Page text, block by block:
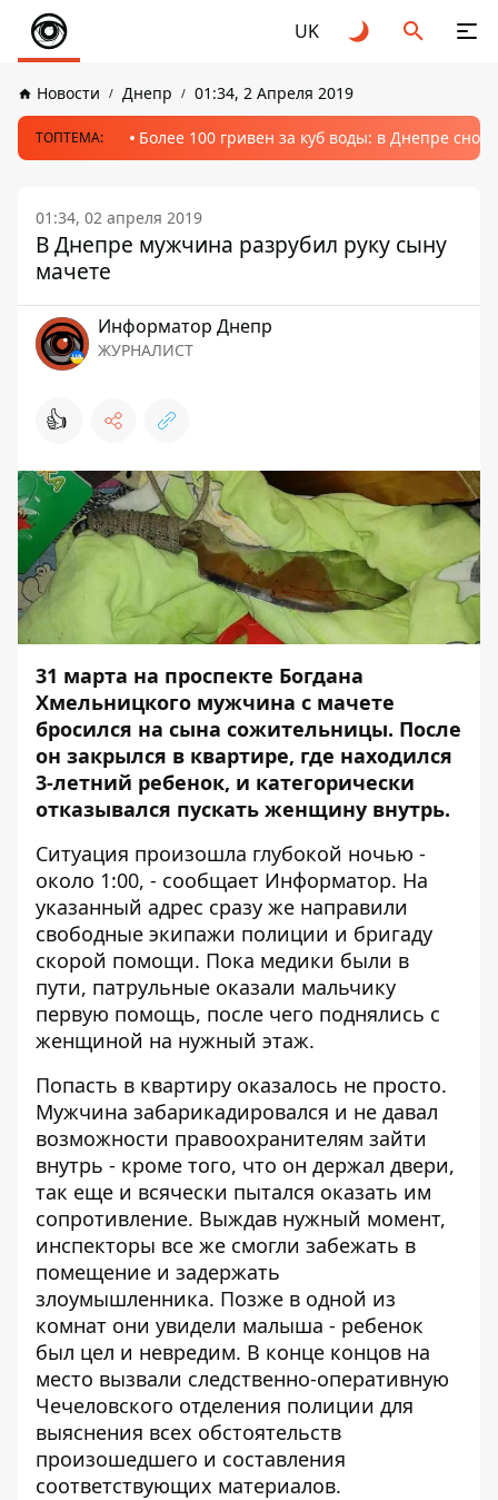
UK
Новости Днепр 01:34, 2 Апреля 2019
ТОПТЕМА: Более 100 гривен за куб воды: в Днепре
01:34, 02 апреля 2019
В Днепре мужчина разрубил руку сыну
мачете
Информатор Днепр
ЖУРНАЛИСТ
👍
31 марта на проспекте Богдана
Хмельницкого мужчина с мачете
бросился на сына сожительницы. После
он закрылся в квартире, где находился
3-летний ребенок, и категорически
отказывался пускать женщину внутрь.
Ситуация произошла глубокой ночью -
около 1:00, - сообщает Информатор. На
указанный адрес сразу же направили
свободные экипажи полиции и бригаду
скорой помощи. Пока медики были в
пути, патрульные оказали мальчику
первую помощь, после чего поднялись с
женщиной на нужный этаж.
Попасть в квартиру оказалось не просто.
Мужчина забарикадировался и не давал
возможности правоохранителям зайти
внутрь - кроме того, что он держал двери,
так еще и всячески пытался оказать им
сопротивление. Выждав нужный момент,
инспекторы все же смогли забежать в
помещение и задержать
злоумышленника. Позже в одной из
комнат они увидели малыша - ребенок
был цел и невредим. В конце концов на
место вызвали следственно-оперативную
Чечеловского отделения полиции для
выяснения всех обстоятельств
произошедшего и составления
соответствующих материалов.